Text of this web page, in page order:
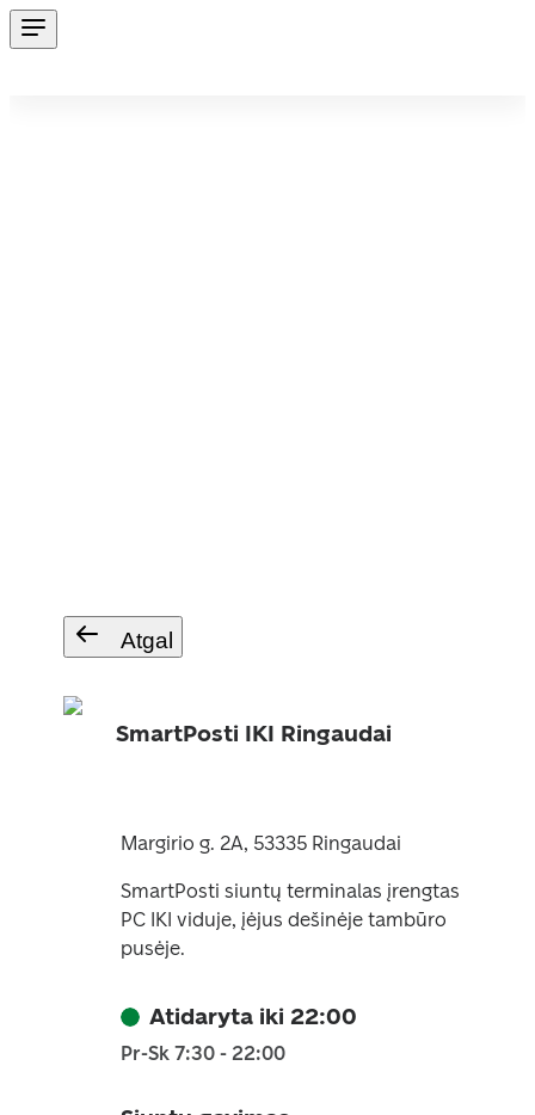
Atgal
SmartPosti IKI Ringaudai
Margirio g. 2A, 53335 Ringaudai
SmartPosti siuntų terminalas įrengtas
PC IKI viduje, įėjus dešinėje tambūro
pusėje.
Atidaryta iki 22:00
Pr-Sk 7:30 - 22:00